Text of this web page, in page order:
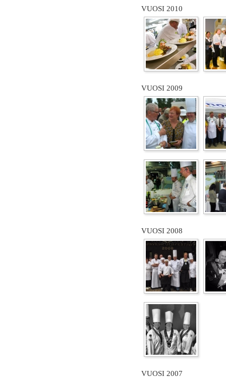
VUOSI 2010
VUOSI 2009
VUOSI 2008
VUOSI 2007